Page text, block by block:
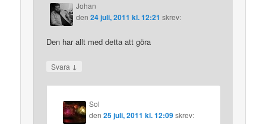
Johan
den24 juli, 2011 kl. 12:21 skrev:
Den har allt med detta att göra
Svara ↓
Sol
den25 juli, 2011 kl. 12:09 skrev: